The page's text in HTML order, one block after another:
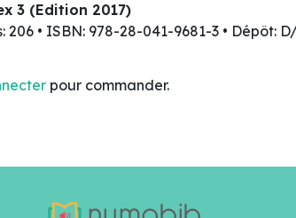
3 (Edition 2017)
206 • ISBN: 978-28-041-9681-3 • Dépôt:
pour commander.